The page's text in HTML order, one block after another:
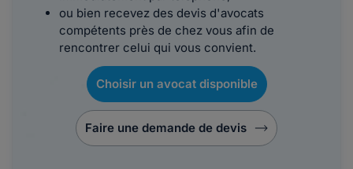
ou bien recevez des devis d'avocats
compétents près de chez vous afin de
rencontrer celui qui vous convient.
Choisir un avocat disponible
Faire une demande de devis